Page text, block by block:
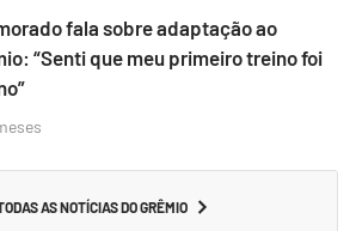
fala sobre adaptação ao
“Senti que meu primeiro treino foi
AS NOTÍCIAS DO GRÊMIO